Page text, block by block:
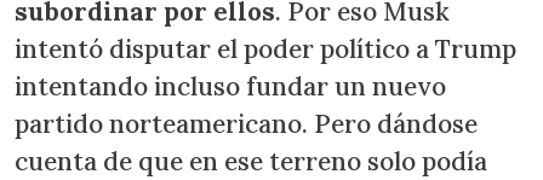
subordinar por ellos. Por eso Musk
intentó disputar el poder político a Trump
intentando incluso fundar un nuevo
partido norteamericano. Pero dándose
cuenta de que en ese terreno solo podía